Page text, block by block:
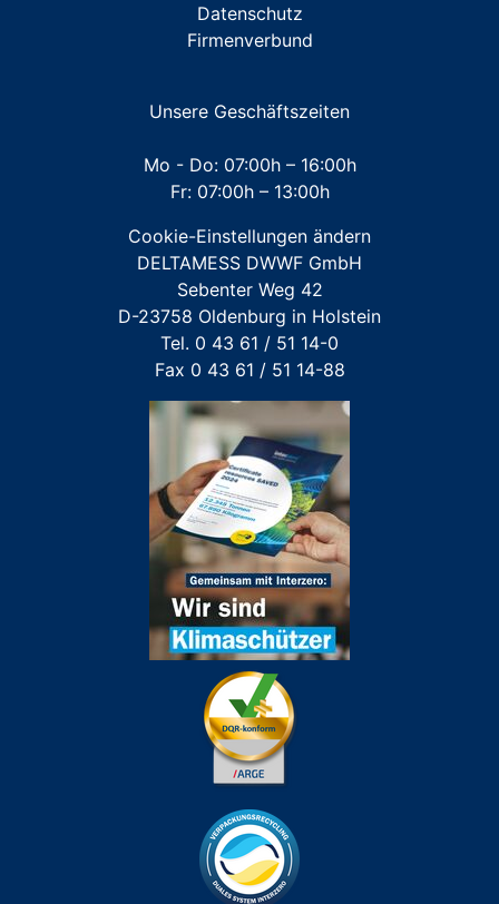
ZUBEHÖR Messkapsel KOAX G2
ZUBEHÖR Werkzeuge
Großwasserzähler
Für FREMDFABRIKATE: Wasserzähler für Austausch-
und Erstinstallation
Datenschutz
Firmenverbund
Unsere Geschäftszeiten
Mo - Do: 07:00h – 16:00h
Fr: 07:00h – 13:00h
Cookie-Einstellungen ändern
DELTAMESS DWWF GmbH
Sebenter Weg 42
D-23758 Oldenburg in Holstein
Tel. 0 43 61 / 51 14-0
Fax 0 43 61 / 51 14-88